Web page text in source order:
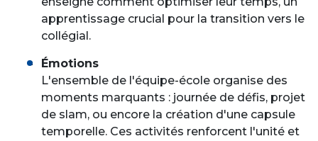
apprentissage crucial pour la transition vers le
collégial.
Émotions
L'ensemble de l'équipe-école organise des
moments marquants : journée de défis, projet
de slam, ou encore la création d'une capsule
temporelle. Ces activités renforcent l'unité et